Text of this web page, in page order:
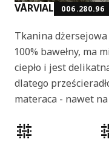
VÅRVIAL 006.280.96
Tkanina
100% bawełny, ma
ciepło i jest
dlatego
materaca - nawet
Cechy produktu